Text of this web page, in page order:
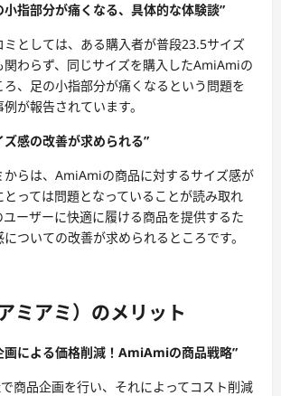
指部分が痛くなる、具体的な体験談”
としては、ある購入者が普段23.5サイズ
関わらず、同じサイズを購入したAmiAmiの
、足の小指部分が痛くなるという問題を
が報告されています。
感の改善が求められる”
からは、AmiAmiの商品に対するサイズ感が
っては問題となっていることが読み取れ
ユーザーに快適に履ける商品を提供するた
ついての改善が求められるところです。
ミアミ）のメリット
画による価格削減！AmiAmiの商品戦略”
商品企画を行い、それによってコスト削減